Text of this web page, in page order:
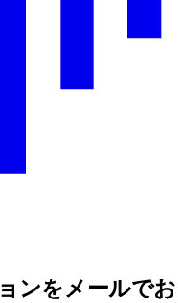
ンをメールでお